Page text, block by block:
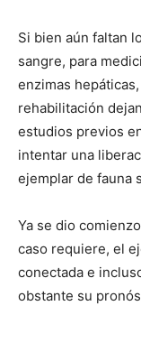
Si bien aún faltan
sangre, para
enzimas
rehabilitación
estudios previos
intentar una
ejemplar de fauna
Ya se dio
caso requiere, el
conectada e
obstante su